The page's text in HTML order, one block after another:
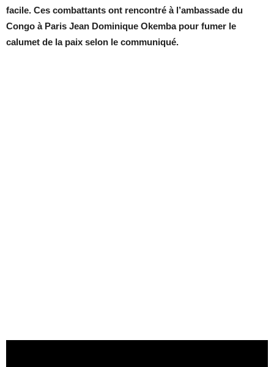
facile. Ces combattants ont rencontré à l’ambassade du
Congo à Paris Jean Dominique Okemba pour fumer le
calumet de la paix selon le communiqué.